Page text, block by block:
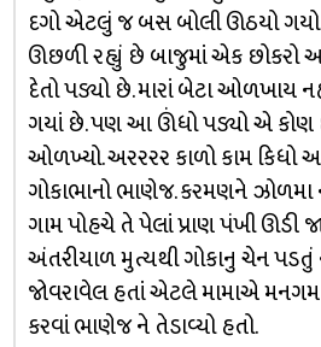
દગો એટલું જ બસ બોલી ઊઠયો
ઊછળી રહ્યું છે બાજુમાં એક છોકરો
દેતો પડ્યો છે. મારાં બેટા ઓળખાય
ગયાં છે. પણ આ ઊંધો પડ્યો એ કોણ
ઓળખ્યો. અરરરર કાળો કામ કિધો
ગોકાભાનો ભાણેજ. કરમણને
ગામ પોહચે તે પેલાં પ્રાણ પંખી ઊડી
અંતરીયાળ મુત્યથી ગોકાનુ ચેન પડતું
જોવરાવેલ હતાં એટલે મામાએ
કરવાં ભાણેજ ને તેડાવ્યો હતો.